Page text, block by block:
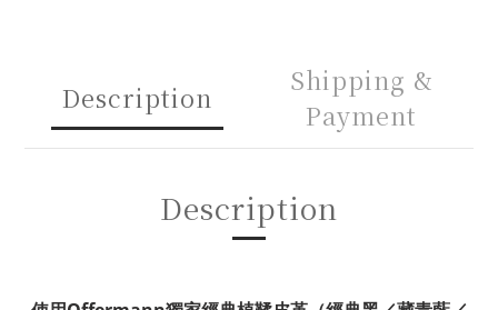
Description
Shipping &
Payment
Description